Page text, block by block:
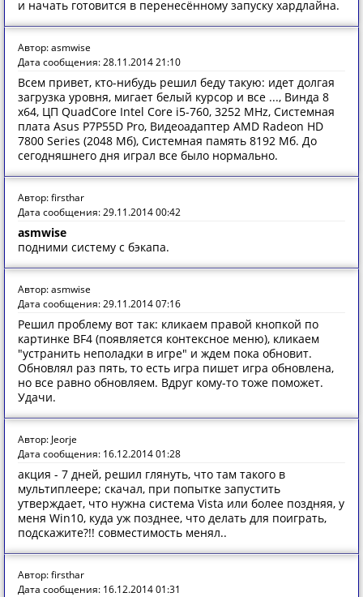
и начать готовится в перенесённому запуску хардлайна.
Автор: asmwise
Дата сообщения: 28.11.2014 21:10
Всем привет, кто-нибудь решил беду такую: идет долгая
загрузка уровня, мигает белый курсор и все ..., Винда 8
х64, ЦП QuadCore Intel Core i5-760, 3252 MHz, Системная
плата Asus P7P55D Pro, Видеоадаптер AMD Radeon HD
7800 Series (2048 Мб), Системная память 8192 Мб. До
сегодняшнего дня играл все было нормально.
Автор: firsthar
Дата сообщения: 29.11.2014 00:42
asmwise
подними систему с бэкапа.
Автор: asmwise
Дата сообщения: 29.11.2014 07:16
Решил проблему вот так: кликаем правой кнопкой по
картинке BF4 (появляется контексное меню), кликаем
"устранить неполадки в игре" и ждем пока обновит.
Обновлял раз пять, то есть игра пишет игра обновлена,
но все равно обновляем. Вдруг кому-то тоже поможет.
Удачи.
Автор: Jeorje
Дата сообщения: 16.12.2014 01:28
акция - 7 дней, решил глянуть, что там такого в
мультиплеере; скачал, при попытке запустить
утверждает, что нужна система Vista или более поздняя, у
меня Win10, куда уж позднее, что делать для поиграть,
подскажите?!! совместимость менял..
Автор: firsthar
Дата сообщения: 16.12.2014 01:31